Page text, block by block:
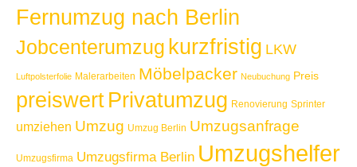
Fernumzug nach Berlin
Jobcenterumzug kurzfristig LKW
Luftpolsterfolie Malerarbeiten Möbelpacker Neubuchung Preis
preiswert Privatumzug Renovierung Sprinter
umziehen Umzug Umzug Berlin Umzugsanfrage
Umzugsfirma Umzugsfirma Berlin Umzugshelfer